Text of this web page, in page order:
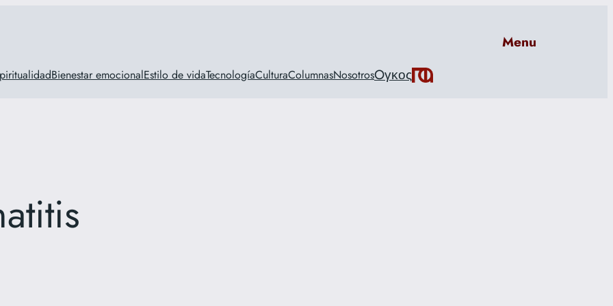
Menu
Bienestar emocionalEstilo de vidaTecnologíaCulturaColumnasNosotrosOγκος